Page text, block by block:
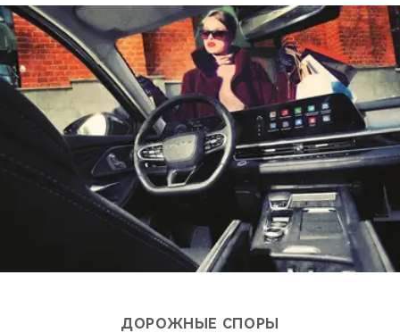
ДОРОЖНЫЕ СПОРЫ